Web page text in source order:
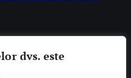
dvs. este
| Powered bySănătatea Press